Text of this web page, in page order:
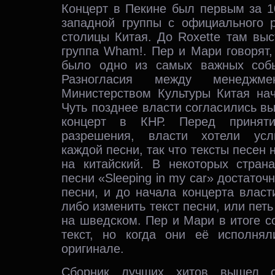
Концерт в Пекине был первым за
западной группы с официального
столицы Китая. До Roxette там
группа Wham!. Пер и Мари
было одно из самых важных
Разногласия между
Министерством Культуры Китая
Чуть позднее власти согласились
концерт в КНР. Перед
разрешения, власти хотели
каждой песни, так что тексты песен
на китайский. В некоторых
песни «Sleeping in my car»
песни, и до начала концерта
либо изменить текст песни, или
на шведском. Пер и Мари в итоге
текст, но когда они её
оригинале.
Сборник лучших хитов вышел